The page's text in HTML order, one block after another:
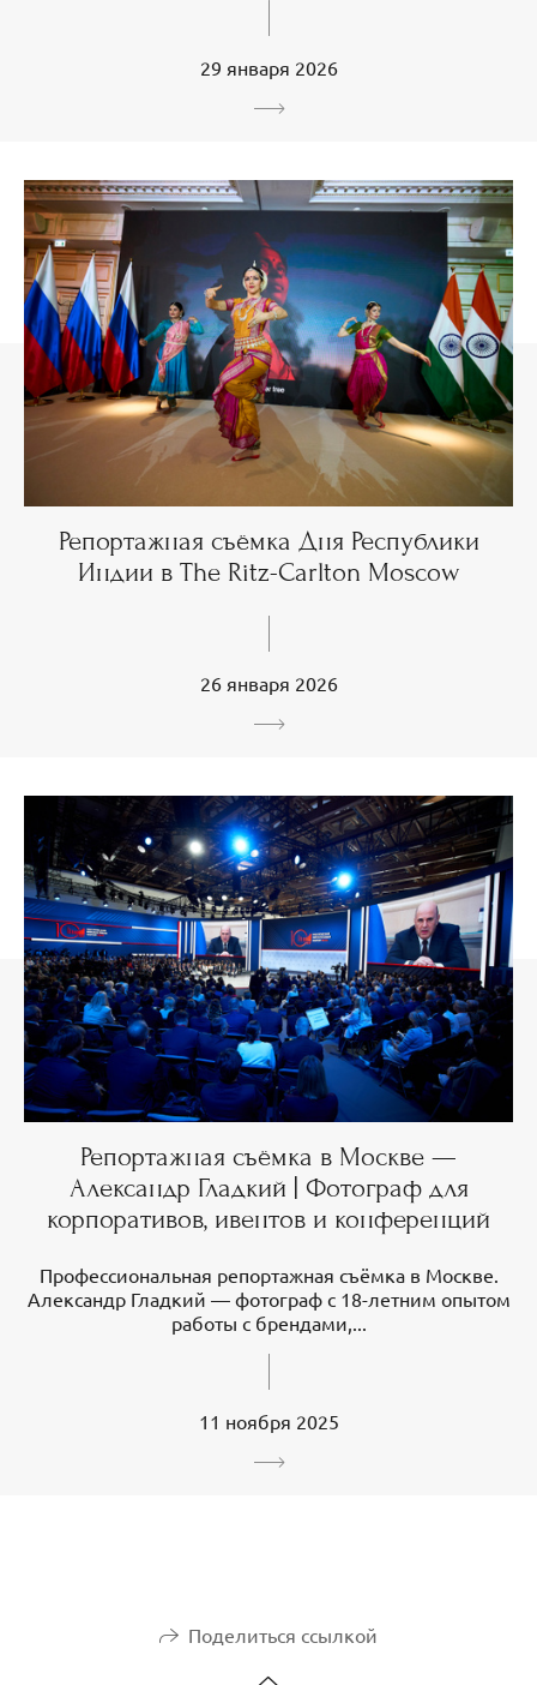
29 января 2026
Репортажная съёмка Дня Республики
Индии в The Ritz-Carlton Moscow
26 января 2026
Репортажная съёмка в Москве —
Александр Гладкий | Фотограф для
корпоративов, ивентов и конференций
Профессиональная репортажная съёмка в Москве.
Александр Гладкий — фотограф с 18-летним опытом
работы с брендами,...
11 ноября 2025
Поделиться ссылкой